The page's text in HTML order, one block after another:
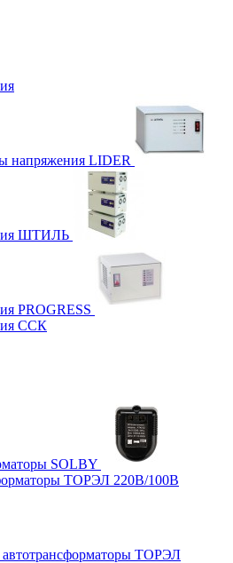
напряжения LIDER
ШТИЛЬ
PROGRESS
ССК
SOLBY
ТОРЭЛ 220В/100В
ТОРЭЛ